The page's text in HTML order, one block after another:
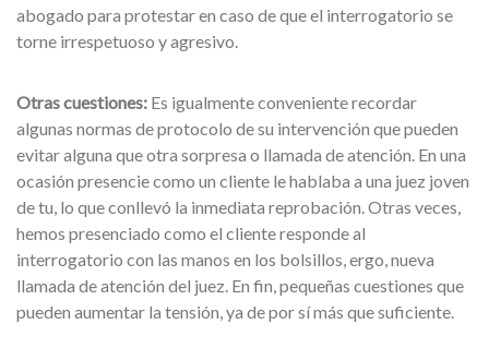
abogado para protestar en caso de que el interrogatorio se
torne irrespetuoso y agresivo.
Otras cuestiones: Es igualmente conveniente recordar
algunas normas de protocolo de su intervención que pueden
evitar alguna que otra sorpresa o llamada de atención. En una
ocasión presencie como un cliente le hablaba a una juez joven
de tu, lo que conllevó la inmediata reprobación. Otras veces,
hemos presenciado como el cliente responde al
interrogatorio con las manos en los bolsillos, ergo, nueva
llamada de atención del juez. En fin, pequeñas cuestiones que
pueden aumentar la tensión, ya de por sí más que suficiente.